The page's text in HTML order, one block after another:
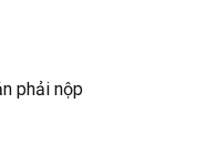
phải nộp